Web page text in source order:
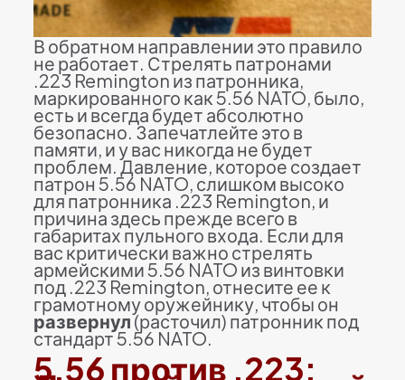
В обратном направлении это правило
не работает. Стрелять патронами
.223 Remington из патронника,
маркированного как 5.56 NATO, было,
есть и всегда будет абсолютно
безопасно. Запечатлейте это в
памяти, и у вас никогда не будет
проблем. Давление, которое создает
патрон 5.56 NATO, слишком высоко
для патронника .223 Remington, и
причина здесь прежде всего в
габаритах пульного входа. Если для
вас критически важно стрелять
армейскими 5.56 NATO из винтовки
под .223 Remington, отнесите ее к
грамотному оружейнику, чтобы он
развернул(расточил) патронник под
стандарт 5.56 NATO.
5.56 против .223: